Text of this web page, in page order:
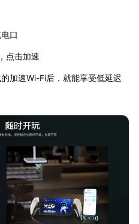
口
点击加速
加速Wi-Fi后，就能享受低延迟